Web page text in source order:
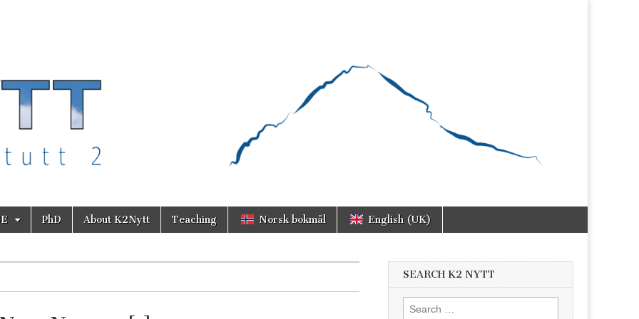
PhD About K2Nytt Teaching Norsk bokmål English (UK)
SEARCH K2 NYTT
Search